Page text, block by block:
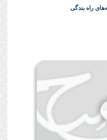
راه بندگی